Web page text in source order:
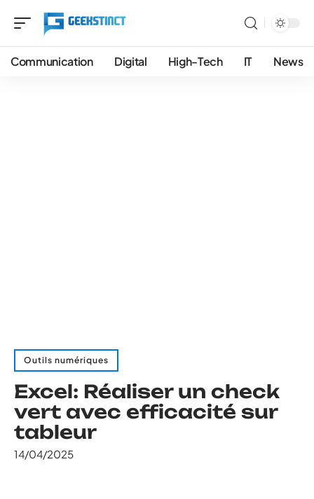
Communication Digital High-Tech IT News
Outils numériques
Excel: Réaliser un check
vert avec efficacité sur
tableur
14/04/2025